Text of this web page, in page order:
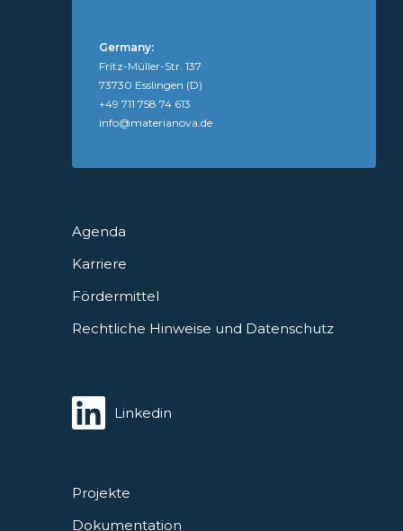
Projekte
Dokumentation
Agenda
Karriere
Fördermittel
Rechtliche Hinweise und Datenschutz
Germany:
Fritz-Müller-Str. 137
73730 Esslingen (D)
+49 711 758 74 613
info@materianova.de
Linkedin